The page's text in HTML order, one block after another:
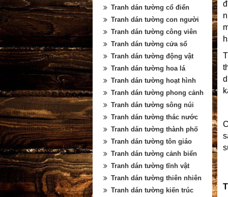
Tranh dán tường cổ điển
Tranh dán tường con người
Tranh dán tường công viên
Tranh dán tường cửa sổ
Tranh dán tường động vật
Tranh dán tường hoa lá
Tranh dán tường hoạt hình
Tranh dán tường phong cảnh
Tranh dán tường sông núi
Tranh dán tường thác nước
Tranh dán tường thành phố
Tranh dán tường tôn giáo
Tranh dán tường cảnh biển
Tranh dán tường tĩnh vật
Tranh dán tường thiên nhiên
Tranh dán tường kiến trúc